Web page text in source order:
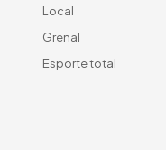
Local
Grenal
Esporte total